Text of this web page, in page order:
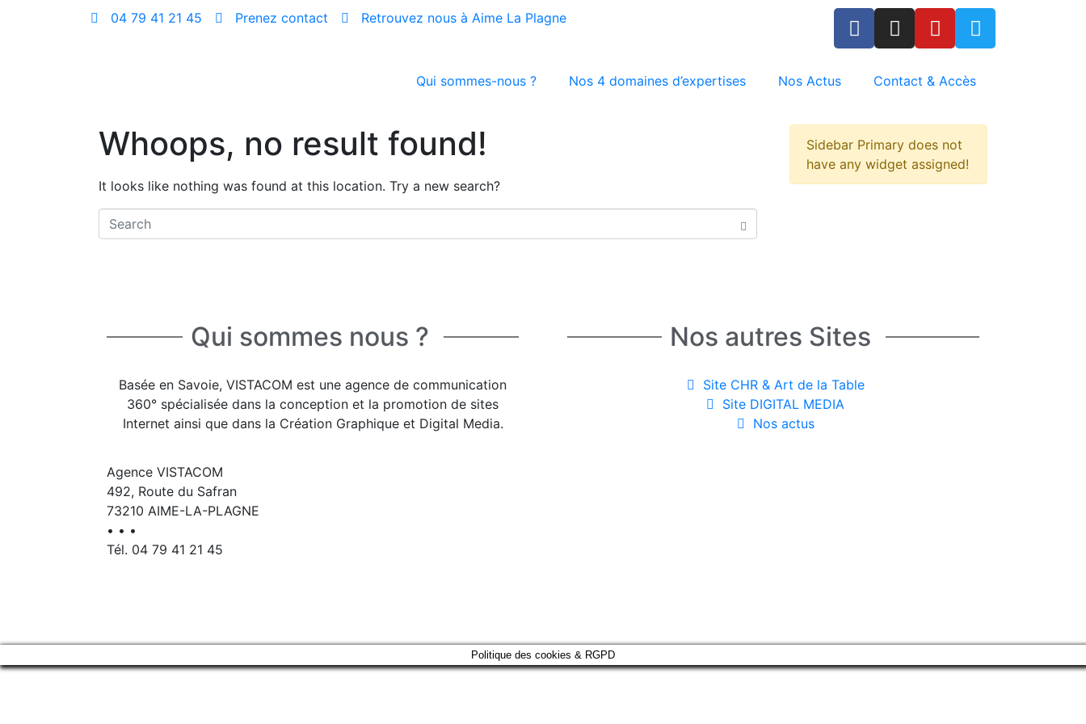
04 79 41 21 45 Prenez contact Retrouvez nous à Aime La Plagne
Qui sommes-nous ? Nos 4 domaines d’expertises Nos Actus Contact & Accès
Whoops, no result found!
It looks like nothing was found at this location. Try a new search?
Sidebar Primary does not
have any widget assigned!
Qui sommes nous ?
Basée en Savoie, VISTACOM est une agence de communication
360° spécialisée dans la conception et la promotion de sites
Internet ainsi que dans la Création Graphique et Digital Media.
Agence VISTACOM
492, Route du Safran
73210 AIME-LA-PLAGNE
• • •
Tél. 04 79 41 21 45
Nos autres Sites
Site CHR & Art de la Table
Site DIGITAL MEDIA
Nos actus
Politique des cookies & RGPD